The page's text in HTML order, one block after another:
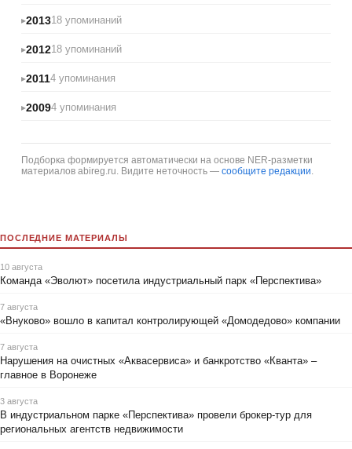
201318 упоминаний
201218 упоминаний
20114 упоминания
20094 упоминания
Подборка формируется автоматически на основе NER-разметки
материалов abireg.ru. Видите неточность — сообщите редакции
ПОСЛЕДНИЕ МАТЕРИАЛЫ
10 августа
Команда «Эволют» посетила индустриальный парк «Перспектива»
7 августа
«Внуково» вошло в капитал контролирующей «Домодедово» компании
7 августа
Нарушения на очистных «Аквасервиса» и банкротство «Кванта» –
главное в Воронеже
3 августа
В индустриальном парке «Перспектива» провели брокер-тур для
региональных агентств недвижимости